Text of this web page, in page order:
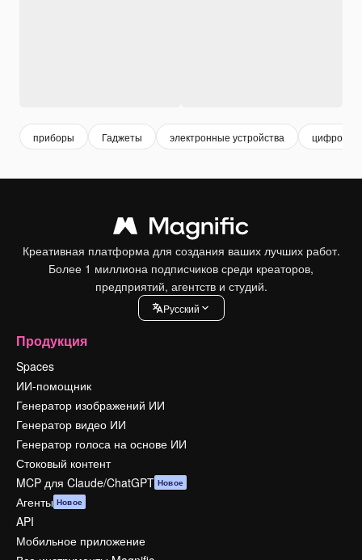
приборы Гаджеты электронные устройства цифровые
Креативная платформа для создания ваших лучших работ.
Более 1 миллиона подписчиков среди креаторов,
предприятий, агентств и студий.
Pусский
Продукция
Spaces
ИИ-помощник
Генератор изображений ИИ
Генератор видео ИИ
Генератор голоса на основе ИИ
Стоковый контент
MCP для Claude/ChatGPT Новое
Агенты Новое
API
Мобильное приложение